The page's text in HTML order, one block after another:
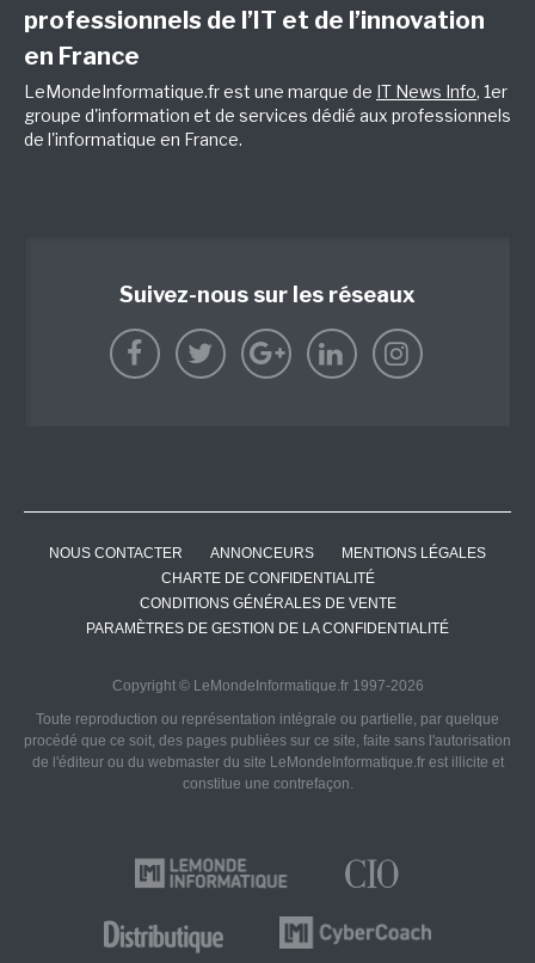
professionnels de l’IT et de l’innovation
en France
LeMondeInformatique.fr est une marque de IT News Info, 1er
groupe d'information et de services dédié aux professionnels
de l'informatique en France.
Suivez-nous sur les réseaux
NOUS CONTACTER ANNONCEURS
MENTIONS LÉGALES
CHARTE DE CONFIDENTIALITÉ
CONDITIONS GÉNÉRALES DE VENTE
PARAMÈTRES DE GESTION DE LA CONFIDENTIALITÉ
Copyright © LeMondeInformatique.fr 1997-2026
Toute reproduction ou représentation intégrale ou partielle, par quelque
procédé que ce soit, des pages publiées sur ce site, faite sans l'autorisation
de l'éditeur ou du webmaster du site LeMondeInformatique.fr est illicite et
constitue une contrefaçon.